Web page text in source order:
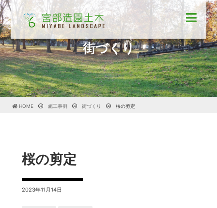
街づくり
HOME 施工事例 街づくり 桜の剪定
桜の剪定
2023年11月14日